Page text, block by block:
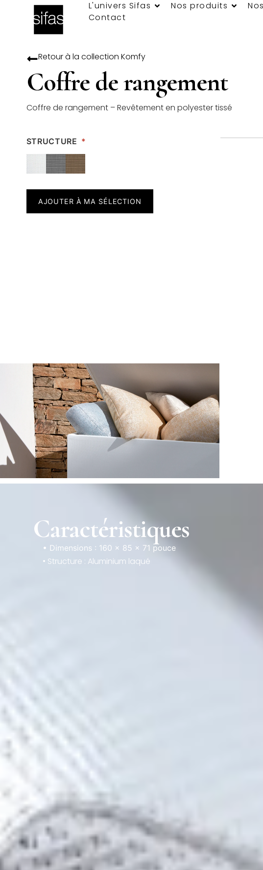
L'univers Sifas Nos produits
Contact
Retour à la collection Komfy
Coffre de rangement
Coffre de rangement – Revêtement en polyester tissé
STRUCTURE *
AJOUTER À MA SÉLECTION
Caractéristiques
• Dimensions : 160 × 85 × 71 pouce
• Structure : Aluminium laqué